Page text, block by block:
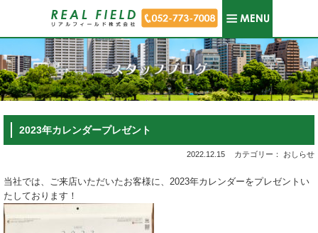
2023年カレンダープレゼント
2022.12.15 カテゴリー： おしらせ
当社では、ご来店いただいたお客様に、2023年カレンダーをプレゼントい
たしております！